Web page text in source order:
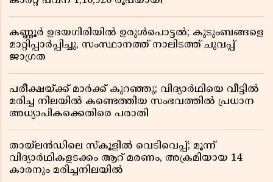
കണ്ണൂർ ഉദയഗിരിയിൽ ഉരുൾപൊട്ടൽ; കുടുംബങ്ങളെ
മാറ്റിപ്പാർപ്പിച്ചു, സംസ്ഥാനത്ത് നാലിടത്ത് ചുവപ്പ്
ജാഗ്രത
പരീക്ഷയ്ക്ക് മാർക്ക് കുറഞ്ഞു; വിദ്യാർഥിയെ വീട്ടിൽ
മരിച്ച നിലയിൽ കണ്ടെത്തിയ സംഭവത്തിൽ പ്രധാന
അധ്യാപികക്കെതിരെ പരാതി
തായ്‌ലൻഡിലെ സ്‌കൂളിൽ വെടിവെപ്പ്; മൂന്ന്
വിദ്യാർഥികളടക്കം ആറ് മരണം, അക്രമിയായ 14
കാരനും മരിച്ചനിലയിൽ